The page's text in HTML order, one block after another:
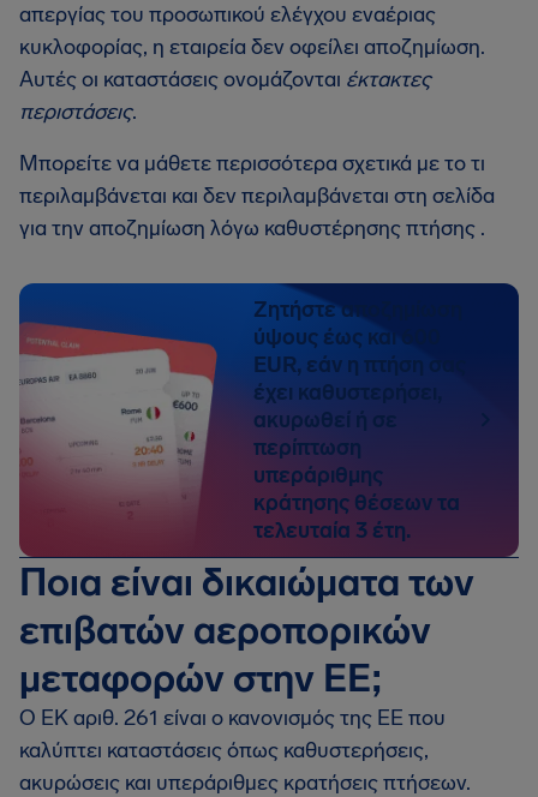
απεργίας του προσωπικού ελέγχου εναέριας
κυκλοφορίας, η εταιρεία δεν οφείλει αποζημίωση.
Αυτές οι καταστάσεις ονομάζονται έκτακτες
περιστάσεις.
Μπορείτε να μάθετε περισσότερα σχετικά με το τι
περιλαμβάνεται και δεν περιλαμβάνεται στη σελίδα
για την αποζημίωση λόγω καθυστέρησης πτήσης .
Ζητήστε αποζημίωση
ύψους έως και 600
EUR, εάν η πτήση σας
έχει καθυστερήσει,
ακυρωθεί ή σε
περίπτωση
υπεράριθμης
κράτησης θέσεων τα
τελευταία 3 έτη.
Ποια είναι δικαιώματα των
επιβατών αεροπορικών
μεταφορών στην ΕΕ;
O ΕΚ αριθ. 261 είναι ο κανονισμός της ΕΕ που
καλύπτει καταστάσεις όπως καθυστερήσεις,
ακυρώσεις και υπεράριθμες κρατήσεις πτήσεων.